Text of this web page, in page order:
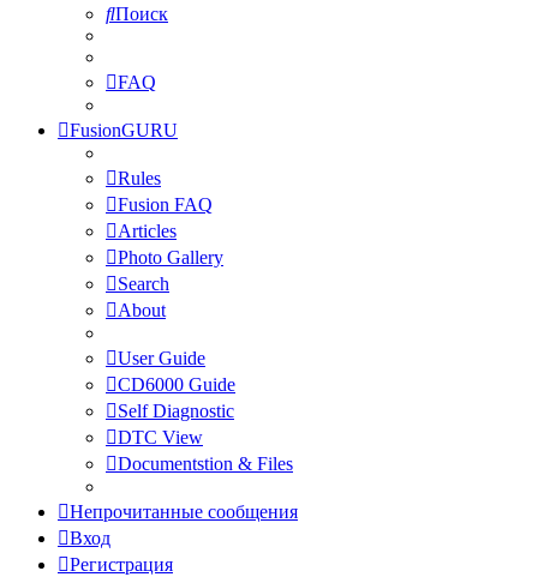
Поиск
FAQ
FusionGURU
Rules
Fusion FAQ
Articles
Photo Gallery
Search
About
User Guide
CD6000 Guide
Self Diagnostic
DTC View
Documentstion & Files
Непрочитанные сообщения
Вход
Регистрация